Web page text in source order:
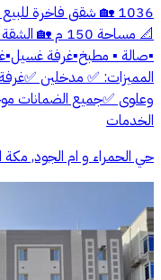
📐 مساحة
▪️صالة ▪️ مطبخ▪️غرفة
المميزات: ✅ مدخلين
وعلوى ✅جميع الضمانات
الخدمات
حي الحمراء و ام الجود, مكة